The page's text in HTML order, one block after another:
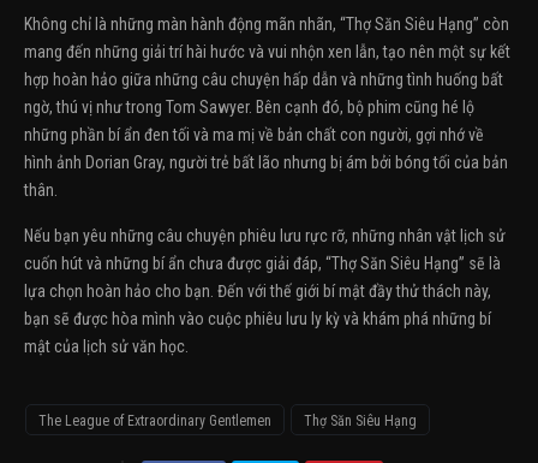
Không chỉ là những màn hành động mãn nhãn, “Thợ Săn Siêu Hạng” còn
mang đến những giải trí hài hước và vui nhộn xen lẫn, tạo nên một sự kết
hợp hoàn hảo giữa những câu chuyện hấp dẫn và những tình huống bất
ngờ, thú vị như trong Tom Sawyer. Bên cạnh đó, bộ phim cũng hé lộ
những phần bí ẩn đen tối và ma mị về bản chất con người, gợi nhớ về
hình ảnh Dorian Gray, người trẻ bất lão nhưng bị ám bởi bóng tối của bản
thân.
Nếu bạn yêu những câu chuyện phiêu lưu rực rỡ, những nhân vật lịch sử
cuốn hút và những bí ẩn chưa được giải đáp, “Thợ Săn Siêu Hạng” sẽ là
lựa chọn hoàn hảo cho bạn. Đến với thế giới bí mật đầy thử thách này,
bạn sẽ được hòa mình vào cuộc phiêu lưu ly kỳ và khám phá những bí
mật của lịch sử văn học.
The League of Extraordinary Gentlemen Thợ Săn Siêu Hạng